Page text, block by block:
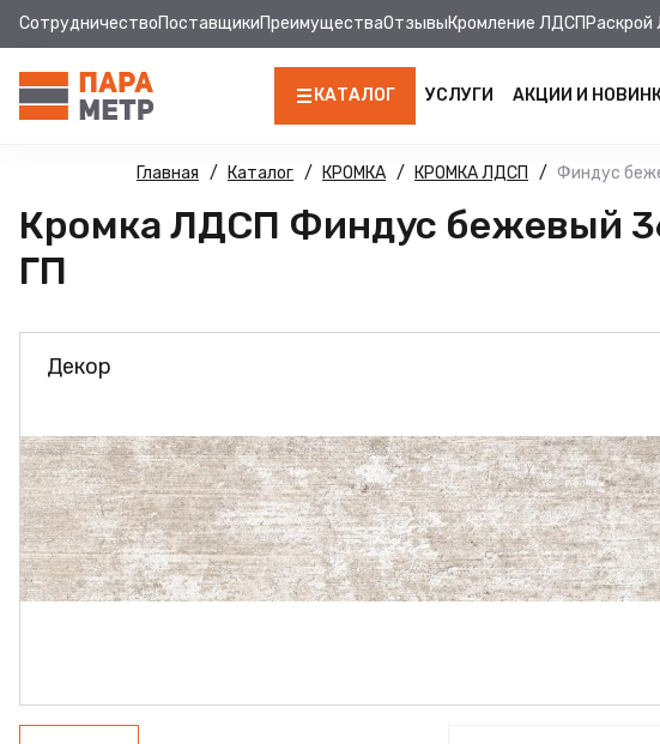
СотрудничествоПоставщикиПреимуществаОтзывыКромление ЛДСП
КАТАЛОГ
ЛДСП
КРОМКА
МДФ ПАНЕЛИ
ХДФ
ФУРНИТУРА
ПРОФИЛЬ АЛЮМИНИЕВЫЙ
КЛЕЙ
УСЛУГИ АКЦИИ И
Главная Каталог КРОМКА КРОМКА ЛДСП Финдус
Кромка ЛДСП Финдус бежевый
ГП
Декор